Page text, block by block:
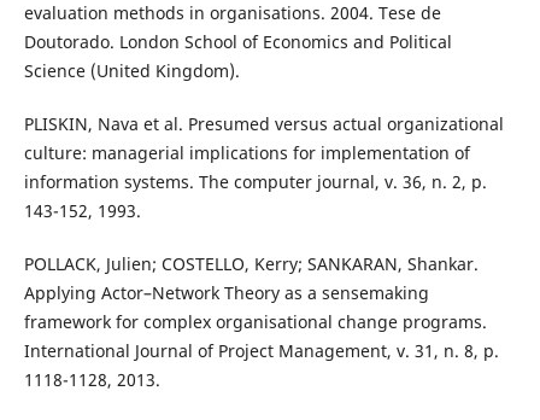
evaluation methods in organisations. 2004. Tese de
Doutorado. London School of Economics and Political
Science (United Kingdom).
PLISKIN, Nava et al. Presumed versus actual organizational
culture: managerial implications for implementation of
information systems. The computer journal, v. 36, n. 2, p.
143-152, 1993.
POLLACK, Julien; COSTELLO, Kerry; SANKARAN, Shankar.
Applying Actor–Network Theory as a sensemaking
framework for complex organisational change programs.
International Journal of Project Management, v. 31, n. 8, p.
1118-1128, 2013.